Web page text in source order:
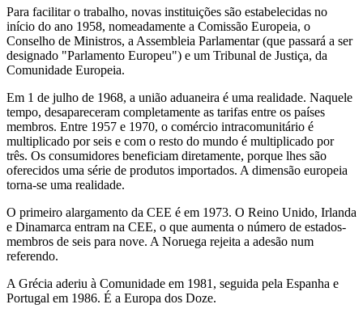
Para facilitar o trabalho, novas instituições são estabelecidas no
início do ano 1958, nomeadamente a Comissão Europeia, o
Conselho de Ministros, a Assembleia Parlamentar (que passará a ser
designado "Parlamento Europeu") e um Tribunal de Justiça, da
Comunidade Europeia.
Em 1 de julho de 1968, a união aduaneira é uma realidade. Naquele
tempo, desapareceram completamente as tarifas entre os países
membros. Entre 1957 e 1970, o comércio intracomunitário é
multiplicado por seis e com o resto do mundo é multiplicado por
três. Os consumidores beneficiam diretamente, porque lhes são
oferecidos uma série de produtos importados. A dimensão europeia
torna-se uma realidade.
O primeiro alargamento da CEE é em 1973. O Reino Unido, Irlanda
e Dinamarca entram na CEE, o que aumenta o número de estados-
membros de seis para nove. A Noruega rejeita a adesão num
referendo.
A Grécia aderiu à Comunidade em 1981, seguida pela Espanha e
Portugal em 1986. É a Europa dos Doze.